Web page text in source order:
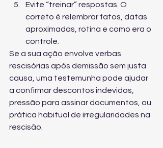
Evite “treinar” respostas. O
correto é relembrar fatos, datas
aproximadas, rotina e como era o
controle.
Se a sua ação envolve verbas
rescisórias após demissão sem justa
causa , uma testemunha pode ajudar
a confirmar descontos indevidos,
pressão para assinar documentos, ou
prática habitual de irregularidades na
rescisão.